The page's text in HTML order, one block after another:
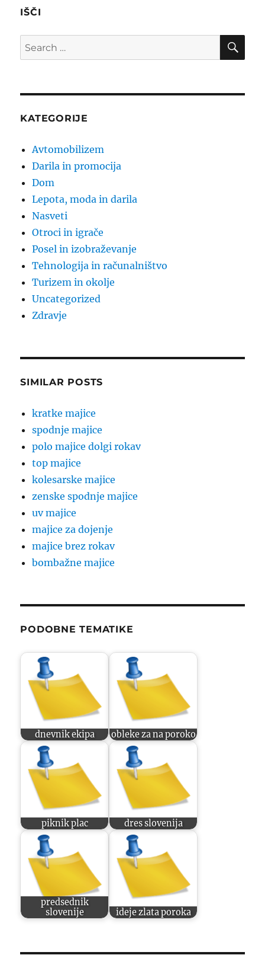
IŠČI
Search
for:
KATEGORIJE
Avtomobilizem
Darila in promocija
Dom
Lepota, moda in darila
Nasveti
Otroci in igrače
Posel in izobraževanje
Tehnologija in računalništvo
Turizem in okolje
Uncategorized
Zdravje
SIMILAR POSTS
kratke majice
spodnje majice
polo majice dolgi rokav
top majice
kolesarske majice
zenske spodnje majice
uv majice
majice za dojenje
majice brez rokav
bombažne majice
PODOBNE TEMATIKE
dnevnik ekipa obleke za na poroko
piknik plac dres slovenija
predsednik
slovenije
ideje zlata poroka